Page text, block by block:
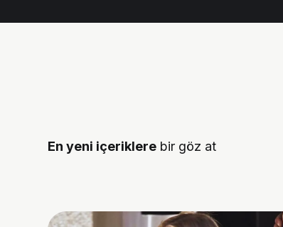
En yeni içeriklere bir göz at